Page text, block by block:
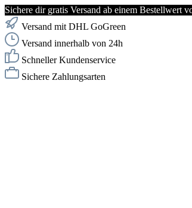
Sichere dir gratis Versand ab einem
Versand mit DHL GoGreen
Versand innerhalb von 24h
Schneller Kundenservice
Sichere Zahlungsarten